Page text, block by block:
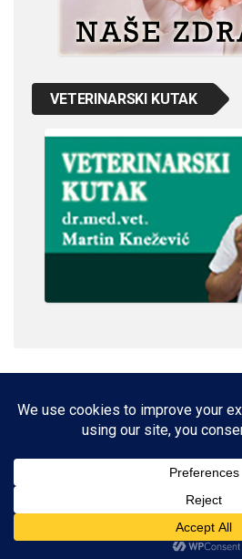
VETERINARSKI KUTAK
IMPRESSUM